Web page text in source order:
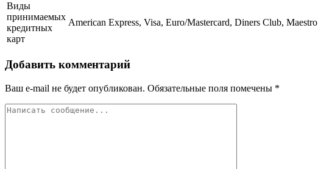
Виды
принимаемых
кредитных
карт
American Express, Visa, Euro/Mastercard, Diners Club, Maestro
Добавить комментарий
Ваш e-mail не будет опубликован. Обязательные поля помечены *